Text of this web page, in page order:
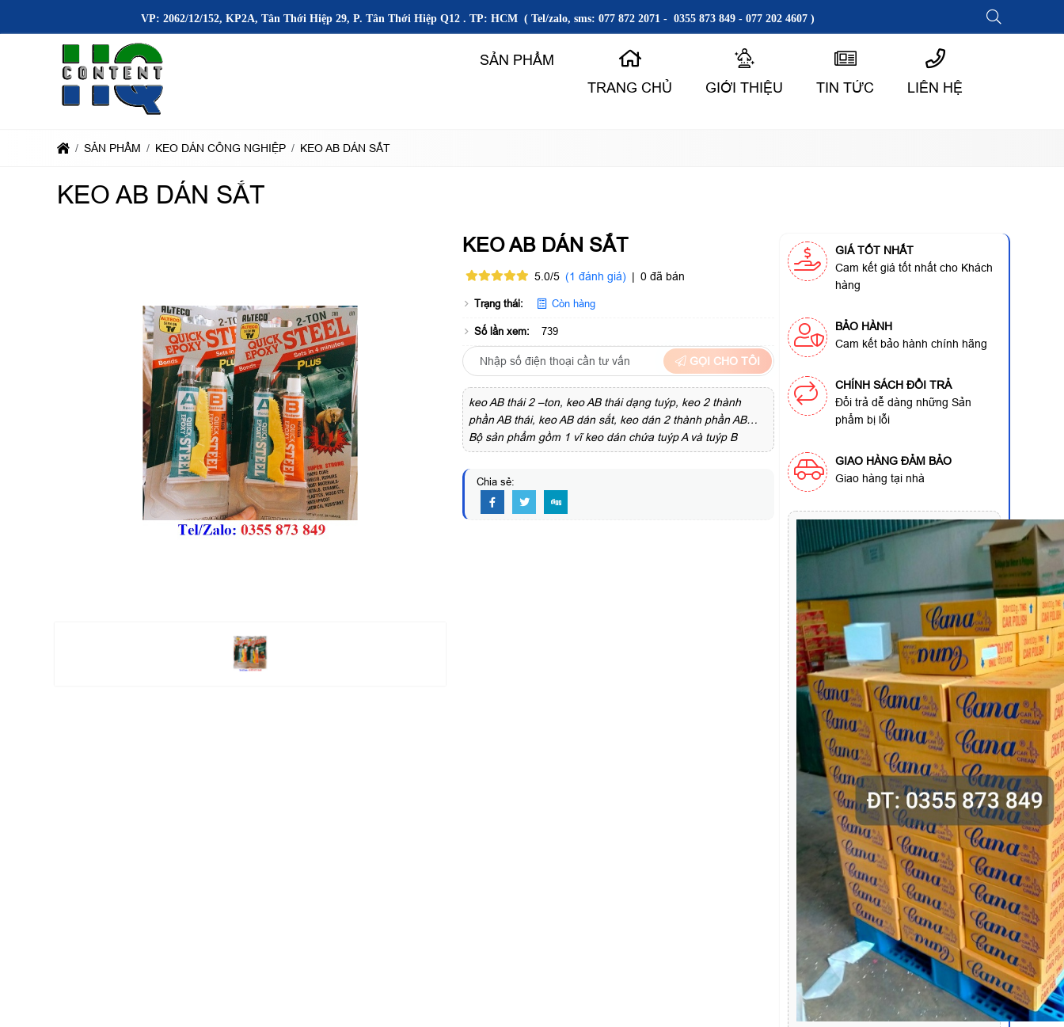
VP: 2062/12/152, KP2A, Tân Thới Hiệp 29, P. Tân Thới Hiệp Q12 . TP: HCM ( Tel/zalo, sms: 077 872 2071 - 0355 873 849 - 077 202 4607 )
SẢN PHẨM
TRANG CHỦ
GIỚI THIỆU TIN TỨC LIÊN HỆ
SẢN PHẨM KEO DÁN CÔNG NGHIỆP KEO AB DÁN SẮT
KEO AB DÁN SẮT
KEO AB DÁN SẮT
5.0/5 (1 đánh giá) | 0 đã bán
Trạng thái: Còn hàng
Số lần xem: 739
GỌI CHO TÔI
keo AB thái 2 –ton, keo AB thái dạng tuýp, keo 2 thành
phần AB thái, keo AB dán sắt, keo dán 2 thành phần AB…
Bộ sản phẩm gồm 1 vĩ keo dán chứa tuýp A và tuýp B
Chia sẻ:
GIÁ TỐT NHẤT
Cam kết giá tốt nhất cho Khách
hàng
BẢO HÀNH
Cam kết bảo hành chính hãng
CHÍNH SÁCH ĐỔI TRẢ
Đổi trả dễ dàng những Sản
phẩm bị lỗi
GIAO HÀNG ĐẢM BẢO
Giao hàng tại nhà